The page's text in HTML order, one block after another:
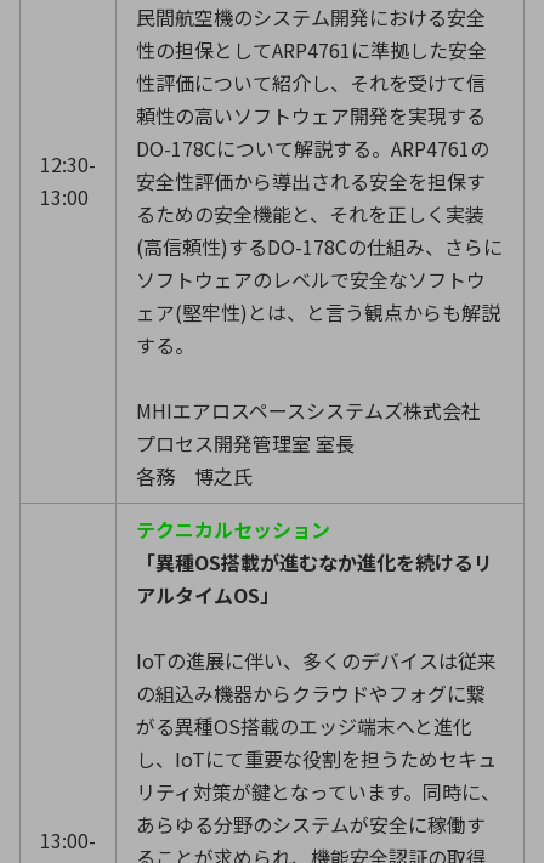
12:30-
13:00
民間航空機のシステム開発における安全
性の担保としてARP4761に準拠した安全
性評価について紹介し、それを受けて信
頼性の高いソフトウェア開発を実現する
DO-178Cについて解説する。ARP4761の
安全性評価から導出される安全を担保す
るための安全機能と、それを正しく実装
(高信頼性)するDO-178Cの仕組み、さらに
ソフトウェアのレベルで安全なソフトウ
ェア(堅牢性)とは、と言う観点からも解説
する。
MHIエアロスペースシステムズ株式会社
プロセス開発管理室 室長
各務 博之氏
13:00-
テクニカルセッション
「異種OS搭載が進むなか進化を続けるリ
アルタイムOS」
IoTの進展に伴い、多くのデバイスは従来
の組込み機器からクラウドやフォグに繋
がる異種OS搭載のエッジ端末へと進化
し、IoTにて重要な役割を担うためセキュ
リティ対策が鍵となっています。同時に、
あらゆる分野のシステムが安全に稼働す
ることが求められ、機能安全認証の取得